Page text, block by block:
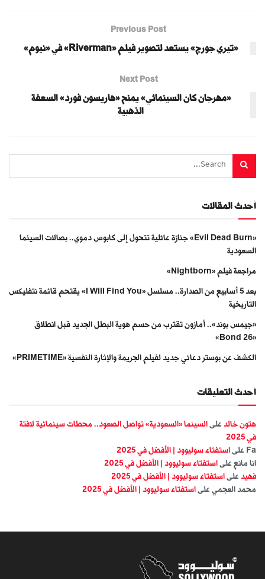
Previous Post
«تيري جورج» يستعد لتصوير فيلم «Riverman» في «نيوم»
Next Post
«مهرجان كان السينمائي» يمنح «هاريسون فورد» السعفة
الذهبية
أحدث المقالات
«Evil Dead Burn» جنازة عائلية تتحول إلى كابوس دموي.. بصالات السينما
السعودية
مراجعة فيلم «Nightborn»
بعد 5 أسابيع من الصدارة.. مسلسل «I Will Find You» يقتحم قائمة نتفليكس
التاريخية
«جيمس بوند».. أمازون تقترب من حسم هوية البطل الجديد قبل انطلاق
«Bond 26»
الكشف عن بوستر دعائي جديد لفيلم الجريمة والإثارة النفسية «PRIMETIME»
أحدث التعليقات
هتون خالد على السينما «السعودية» تواصل الصعود.. محطات سينمائية لافتة
في 2025
Fa على استفتاء سوليوود | الأفضل في 2025
انا مانع على استفتاء سوليوود | الأفضل في 2025
فهيد على استفتاء سوليوود | الأفضل في 2025
محمد العجمي على استفتاء سوليوود | الأفضل في 2025